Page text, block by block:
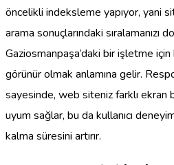
öncelikli indeksleme yapıyor, yani
arama sonuçlarındaki sıralamanızı
Gaziosmanpaşa’daki bir işletme
görünür olmak anlamına gelir.
sayesinde, web siteniz farklı ekran
uyum sağlar, bu da kullanıcı
kalma süresini artırır.